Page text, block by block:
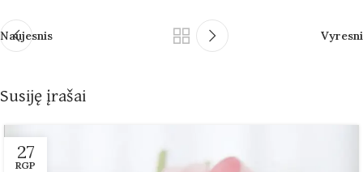
Naujesnis Vyresni
Susiję įrašai
27
RGP